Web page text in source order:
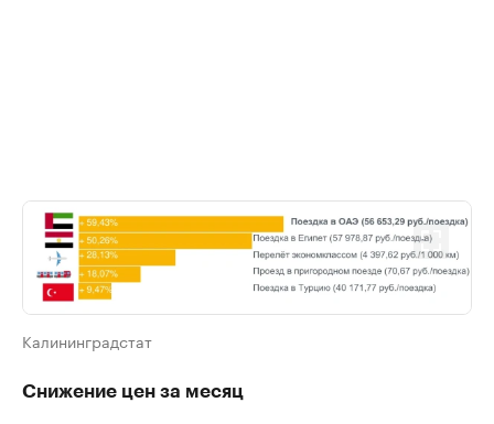
Калининградстат
Снижение цен за месяц